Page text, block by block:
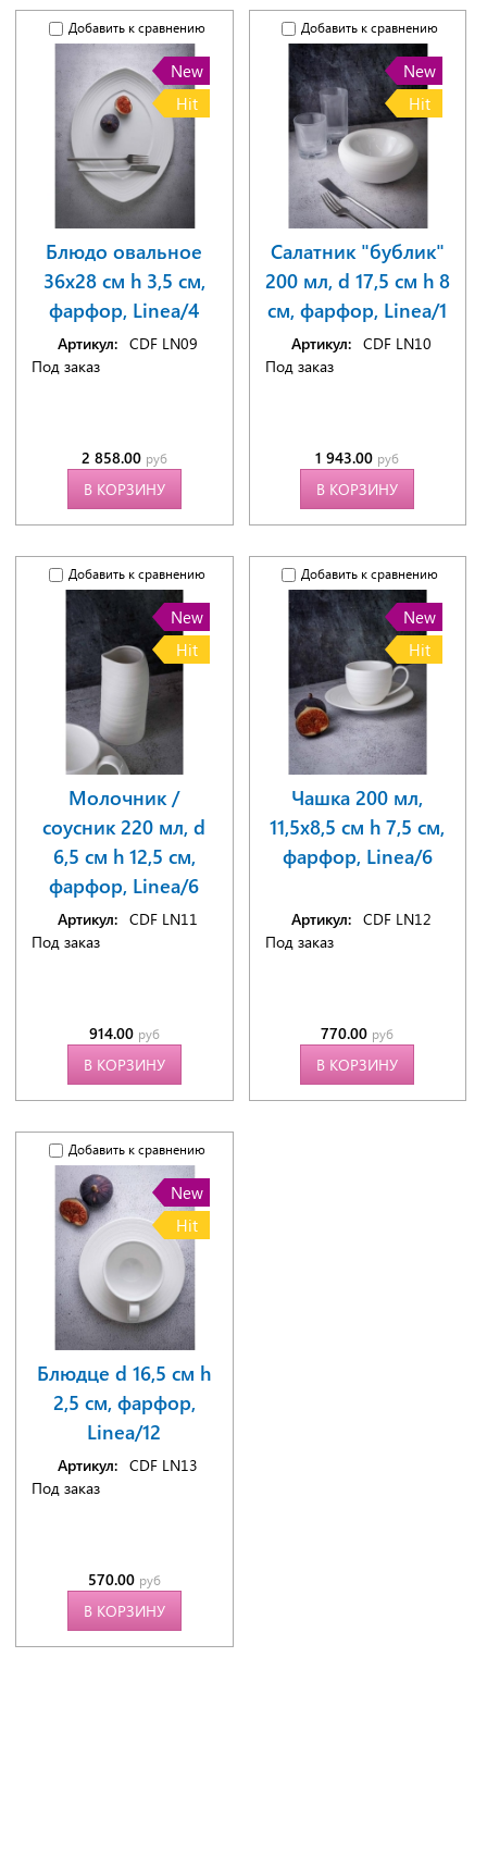
Добавить к сравнению
New
Hit
Блюдо овальное
36x28 см h 3,5 см,
фарфор, Linea/4
Артикул: CDF LN09
Под заказ
2 858.00 руб
В КОРЗИНУ
Добавить к сравнению
New
Hit
Салатник "бублик"
200 мл, d 17,5 см h 8
см, фарфор, Linea/1
Артикул: CDF LN10
Под заказ
1 943.00 руб
В КОРЗИНУ
Добавить к сравнению
New
Hit
Молочник /
соусник 220 мл, d
6,5 см h 12,5 см,
фарфор, Linea/6
Артикул: CDF LN11
Под заказ
914.00 руб
В КОРЗИНУ
Добавить к сравнению
New
Hit
Чашка 200 мл,
11,5x8,5 см h 7,5 см,
фарфор, Linea/6
Артикул: CDF LN12
Под заказ
770.00 руб
В КОРЗИНУ
Добавить к сравнению
New
Hit
Блюдце d 16,5 см h
2,5 см, фарфор,
Linea/12
Артикул: CDF LN13
Под заказ
570.00 руб
В КОРЗИНУ